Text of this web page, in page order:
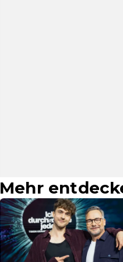
Mehr